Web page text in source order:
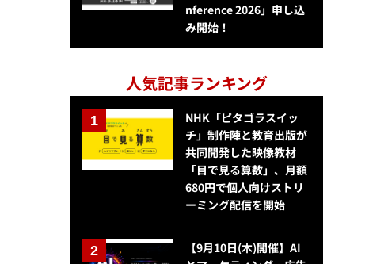
nference 2026」申し込
み開始！
人気記事ランキング
NHK「ピタゴラスイッ
チ」制作陣と教育出版が
共同開発した映像教材
「目で見る算数」、月額
680円で個人向けストリ
ーミング配信を開始
【9月10日(木)開催】AI